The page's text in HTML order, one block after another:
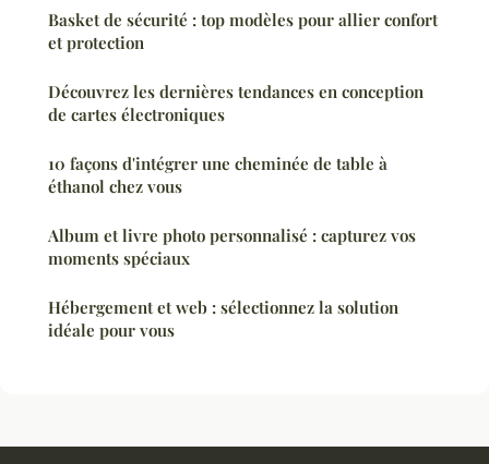
Basket de sécurité : top modèles pour allier confort
et protection
Découvrez les dernières tendances en conception
de cartes électroniques
10 façons d'intégrer une cheminée de table à
éthanol chez vous
Album et livre photo personnalisé : capturez vos
moments spéciaux
Hébergement et web : sélectionnez la solution
idéale pour vous